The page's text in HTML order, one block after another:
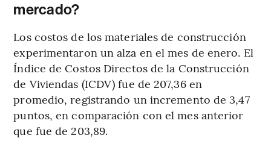
mercado?
Los costos de los materiales de construcción
experimentaron un alza en el mes de enero. El
Índice de Costos Directos de la Construcción
de Viviendas (ICDV) fue de 207,36 en
promedio, registrando un incremento de 3,47
puntos, en comparación con el mes anterior
que fue de 203,89.